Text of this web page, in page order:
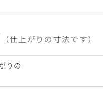
（仕上がりの寸法です）
りの